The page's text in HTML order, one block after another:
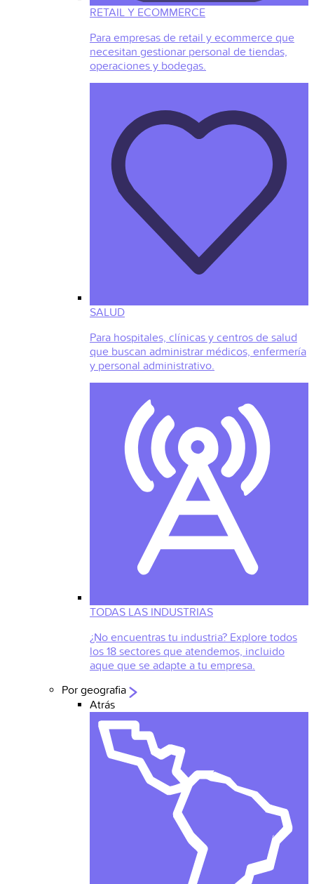
RETAIL Y ECOMMERCE
Para empresas de retail y ecommerce que
necesitan gestionar personal de tiendas,
operaciones y bodegas.
SALUD
Para hospitales, clínicas y centros de salud
que buscan administrar médicos, enfermería
y personal administrativo.
TODAS LAS INDUSTRIAS
¿No encuentras tu industria? Explore todos
los 18 sectores que atendemos, incluido
aque que se adapte a tu empresa.
Por geografia
Atrás